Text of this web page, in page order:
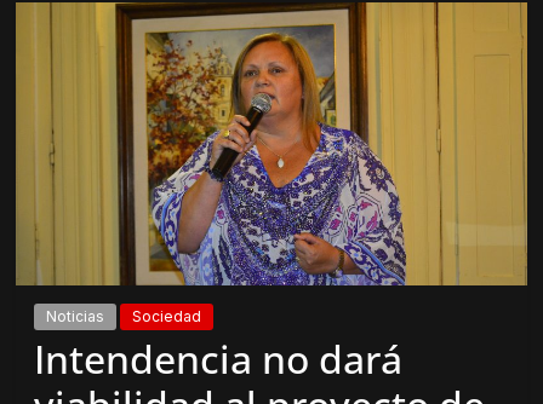
Noticias Sociedad
Intendencia no dará